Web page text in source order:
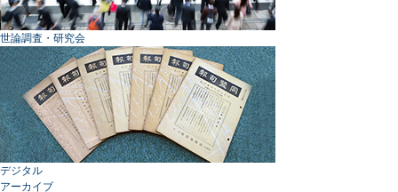
世論調査・研究会
デジタル
アーカイブ